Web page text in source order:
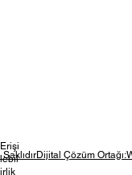
Erişi
lebil
irlik
Çözüm